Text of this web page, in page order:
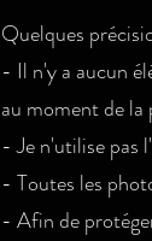
Quelques
- Il n'y a aucun
au moment de la
- Je n'utilise pas
- Toutes les
- Afin de